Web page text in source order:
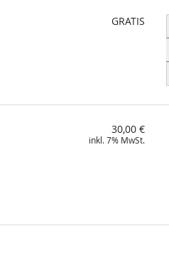
GRATIS
30,00 €
inkl. 7% MwSt.